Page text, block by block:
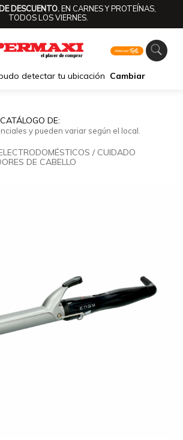
DESCUENTO.EN CARNES Y PROTEÍNAS,
TODOS LOS VIERNES.
detectar tu ubicación Cambiar
DE:
y pueden variar según el local.
/ CUIDADO
DE CABELLO